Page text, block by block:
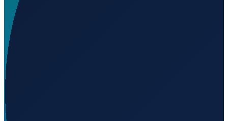
Où se trouve El Tambo Airport ?
Chargement...